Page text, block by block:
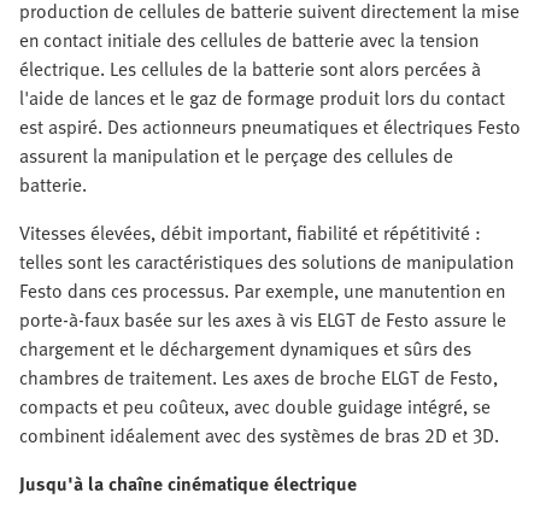
production de cellules de batterie suivent directement la mise
en contact initiale des cellules de batterie avec la tension
électrique. Les cellules de la batterie sont alors percées à
l'aide de lances et le gaz de formage produit lors du contact
est aspiré. Des actionneurs pneumatiques et électriques Festo
assurent la manipulation et le perçage des cellules de
batterie.
Vitesses élevées, débit important, fiabilité et répétitivité :
telles sont les caractéristiques des solutions de manipulation
Festo dans ces processus. Par exemple, une manutention en
porte-à-faux basée sur les axes à vis ELGT de Festo assure le
chargement et le déchargement dynamiques et sûrs des
chambres de traitement. Les axes de broche ELGT de Festo,
compacts et peu coûteux, avec double guidage intégré, se
combinent idéalement avec des systèmes de bras 2D et 3D.
Jusqu'à la chaîne cinématique électrique